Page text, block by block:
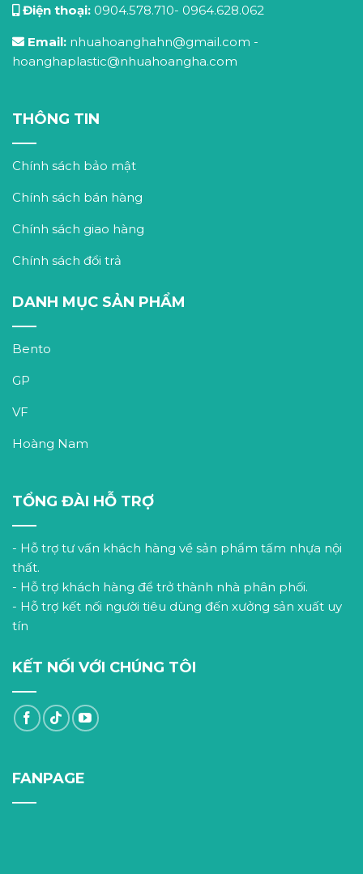
Điện thoại: 0904.578.710- 0964.628.062
Email: nhuahoanghahn@gmail.com -
hoanghaplastic@nhuahoangha.com
THÔNG TIN
Chính sách bảo mật
Chính sách bán hàng
Chính sách giao hàng
Chính sách đổi trả
DANH MỤC SẢN PHẨM
Bento
GP
VF
Hoàng Nam
TỔNG ĐÀI HỖ TRỢ
- Hỗ trợ tư vấn khách hàng về sản phẩm tấm nhựa nội
thất.
- Hỗ trợ khách hàng để trở thành nhà phân phối.
- Hỗ trợ kết nối người tiêu dùng đến xưởng sản xuất uy
tín
KẾT NỐI VỚI CHÚNG TÔI
FANPAGE